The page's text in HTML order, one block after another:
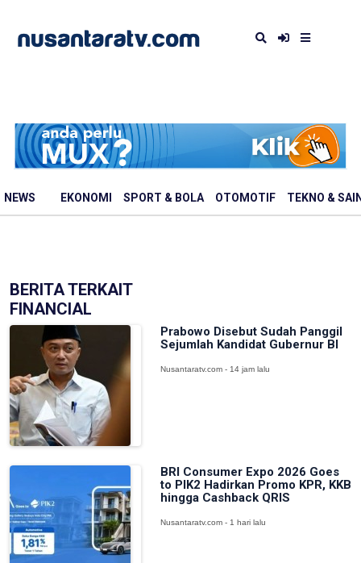
NEWS EKONOMI SPORT & BOLA OTOMOTIF TEKNO &
BERITA TERKAIT
FINANCIAL
Prabowo Disebut Sudah Panggil
Sejumlah Kandidat Gubernur BI
Nusantaratv.com - 14 jam lalu
BRI Consumer Expo 2026 Goes
to PIK2 Hadirkan Promo KPR, KKB
hingga Cashback QRIS
Nusantaratv.com - 1 hari lalu